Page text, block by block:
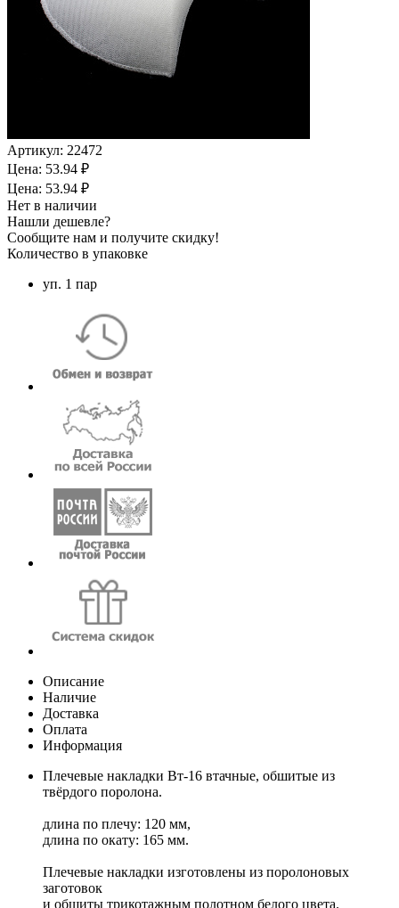
Артикул: 22472
Цена: 53.94 ₽
Цена: 53.94 ₽
Нет в наличии
Нашли дешевле?
Сообщите нам и получите скидку!
Количество в упаковке
уп. 1 пар
Описание
Наличие
Доставка
Оплата
Информация
Плечевые накладки Вт-16 втачные, обшитые из
твёрдого поролона.
длина по плечу: 120 мм,
длина по окату: 165 мм.
Плечевые накладки изготовлены из поролоновых
заготовок
и обшиты трикотажным полотном белого цвета.